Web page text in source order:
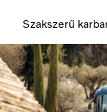
Szakszerű